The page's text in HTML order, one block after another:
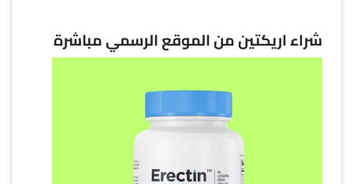
شراء اريكتين من الموقع الرسمي مباشرة